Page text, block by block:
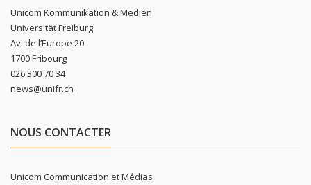
Unicom Kommunikation & Medien
Universität Freiburg
Av. de l’Europe 20
1700 Fribourg
026 300 70 34
news@unifr.ch
NOUS CONTACTER
Unicom Communication et Médias